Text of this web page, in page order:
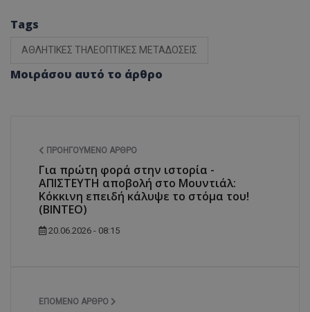
Tags
ΑΘΛΗΤΙΚΕΣ ΤΗΛΕΟΠΤΙΚΕΣ ΜΕΤΑΔΟΣΕΙΣ
Μοιράσου αυτό το άρθρο
ΠΡΟΗΓΟΎΜΕΝΟ ΆΡΘΡΟ
Για πρώτη φορά στην ιστορία -
ΑΠΙΣΤΕΥΤΗ αποβολή στο Μουντιάλ:
Κόκκινη επειδή κάλυψε το στόμα του!
(ΒΙΝΤΕΟ)
20.06.2026 - 08:15
ΕΠΌΜΕΝΟ ΆΡΘΡΟ